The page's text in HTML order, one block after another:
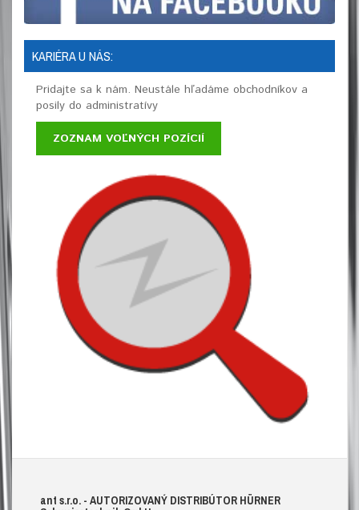
KARIÉRA U NÁS:
Pridajte sa k nám. Neustále hľadáme obchodníkov a
posily do administratívy
ZOZNAM VOĽNÝCH POZÍCIÍ
ant s.r.o. - AUTORIZOVANÝ DISTRIBÚTOR HÜRNER